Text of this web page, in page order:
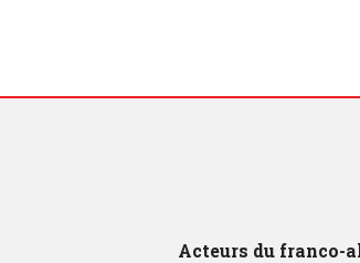
Acteurs du franco-